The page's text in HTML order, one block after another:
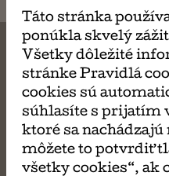
MÔŽE
Táto stránka
ponúkla skvelý
Všetky dôležité
stránke Pravidlá
cookies sú
súhlasíte s prijatím
ktoré sa nachádzajú
môžete to potvrdiť
všetky cookies“, ak